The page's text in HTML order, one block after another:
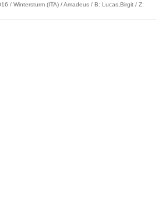
/ Wintersturm (ITA) / Amadeus / B: Lucas,Birgit / Z: